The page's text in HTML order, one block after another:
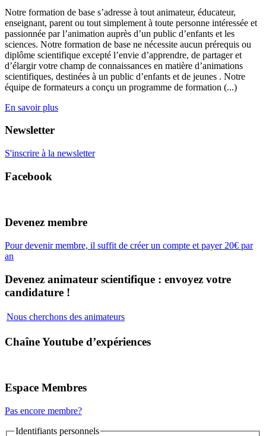
Notre formation de base s’adresse à tout animateur, éducateur,
enseignant, parent ou tout simplement à toute personne intéressée et
passionnée par l’animation auprès d’un public d’enfants et les
sciences. Notre formation de base ne nécessite aucun prérequis ou
diplôme scientifique excepté l’envie d’apprendre, de partager et
d’élargir votre champ de connaissances en matière d’animations
scientifiques, destinées à un public d’enfants et de jeunes . Notre
équipe de formateurs a conçu un programme de formation (...)
En savoir plus
Newsletter
S'inscrire à la newsletter
Facebook
Devenez membre
Pour devenir membre, il suffit de créer un compte et payer 20€ par
an
Devenez animateur scientifique : envoyez votre
candidature !
Nous cherchons des animateurs
Chaîne Youtube d’expériences
Espace Membres
Pas encore membre?
Identifiants personnels